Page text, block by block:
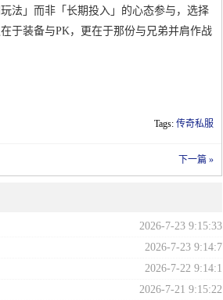
法」而非「长期投入」的心态参与，选择
于装备与PK，更在于那份与兄弟并肩作战
Tags: 传奇私服
下一篇 »
2026-7-23 9:15:33
2026-7-23 9:14:7
2026-7-22 9:14:1
2026-7-21 9:15:22